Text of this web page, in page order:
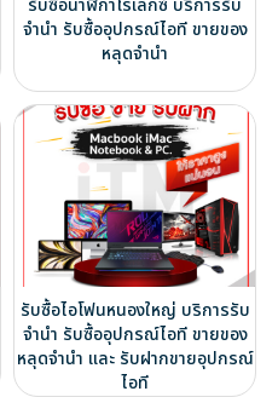
รับซื้อนาฬิกาโรเล็กซ์ บริการรับ
จำนำ รับซื้ออุปกรณ์ไอที ขายของ
หลุดจำนำ
รับซื้อไอโฟนหนองใหญ่ บริการรับ
จำนำ รับซื้ออุปกรณ์ไอที ขายของ
หลุดจำนำ และ รับฝากขายอุปกรณ์
ไอที